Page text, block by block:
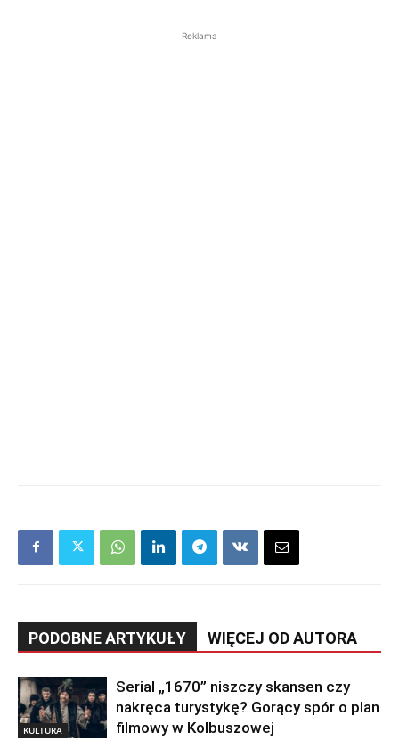
Reklama
PODOBNE ARTYKUŁY WIĘCEJ OD AUTORA
KULTURA
Serial „1670” niszczy skansen czy
nakręca turystykę? Gorący spór o plan
filmowy w Kolbuszowej